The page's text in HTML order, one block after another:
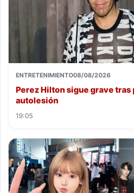
ENTRETENIMIENTO08/08/2026
Perez Hilton sigue grave tras
autolesión
19:05